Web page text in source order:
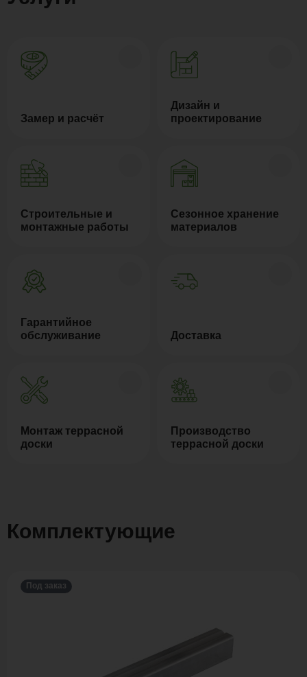
Замер и расчёт
Дизайн и
проектирование
Строительные и
монтажные работы
Сезонное хранение
материалов
Гарантийное
обслуживание
Доставка
Монтаж террасной
доски
Производство
террасной доски
Комплектующие
Под заказ